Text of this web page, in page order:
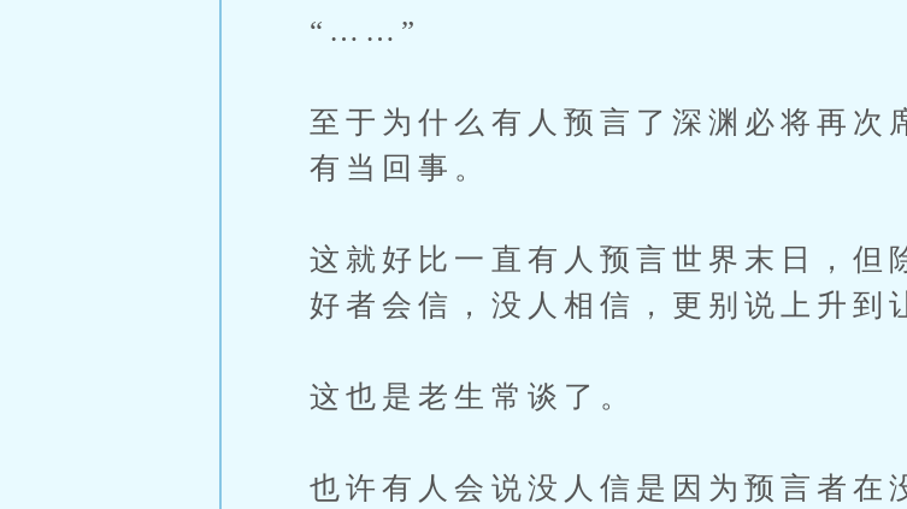
“……”
至于为什么有人预言了深渊必将再次
有当回事。
这就好比一直有人预言世界末日，但
好者会信，没人相信，更别说上升到
这也是老生常谈了。
也许有人会说没人信是因为预言者在